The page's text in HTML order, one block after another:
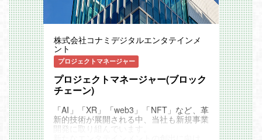
号資産の準備がなくともWeb3ゲームをプ
レイできる環境を、世界のゲームプレーヤ
ーに向け構築していきます。
ゲーム制作チームと連携しながらシステム
を構築し、ユーザーを盛り上げる施策をシ
ステム面で支えることです。日々めまぐる
しく変わる幅広い技術スタックに一緒に挑
戦していただけるエンジニアを募集しま
す。
＜具体的な業務内容＞
・Webアプリケーション開発、API開発
・ゲームタイトル横断の基盤システムの開
株式会社コナミデジタルエンタテインメ
ント
プロジェクトマネージャー
プロジェクトマネージャー(ブロック
チェーン)
「AI」「XR」「web3」「NFT」など、革
新的技術が展開される中、当社も新規事業
開発に取り組んでいます。